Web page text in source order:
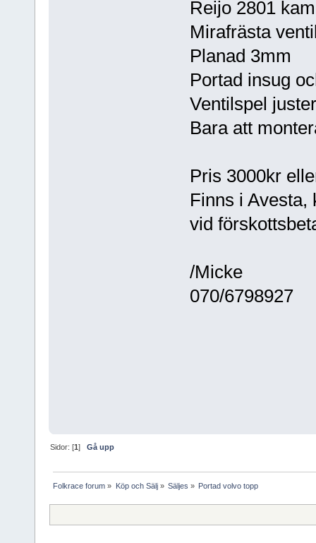
Reijo 2801
Mirafrästa
Planad 3mm
Portad insug
Ventilspel
Bara att
Pris 3000kr
Finns i Avesta,
vid
/Micke
070/6798927
Sidor: [1]Gå upp
Folkrace forum » Köp och Sälj» Säljes » Portad volvo topp